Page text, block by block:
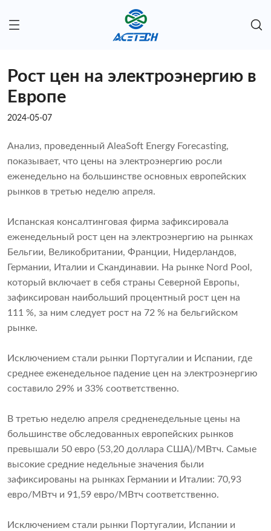
Рост цен на электроэнергию в
Европе
2024-05-07
Анализ, проведенный AleaSoft Energy Forecasting,
показывает, что цены на электроэнергию росли
еженедельно на большинстве основных европейских
рынков в третью неделю апреля.
Испанская консалтинговая фирма зафиксировала
еженедельный рост цен на электроэнергию на рынках
Бельгии, Великобритании, Франции, Нидерландов,
Германии, Италии и Скандинавии. На рынке Nord Pool,
который включает в себя страны Северной Европы,
зафиксирован наибольший процентный рост цен на
111 %, за ним следует рост на 72 % на бельгийском
рынке.
Исключением стали рынки Португалии и Испании, где
среднее еженедельное падение цен на электроэнергию
составило 29% и 33% соответственно.
В третью неделю апреля средненедельные цены на
большинстве обследованных европейских рынков
превышали 50 евро (53,20 доллара США)/МВтч. Самые
высокие средние недельные значения были
зафиксированы на рынках Германии и Италии: 70,93
евро/МВтч и 91,59 евро/МВтч соответственно.
Исключением стали рынки Португалии, Испании и